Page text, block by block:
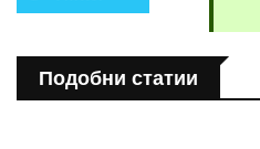
Подобни статии